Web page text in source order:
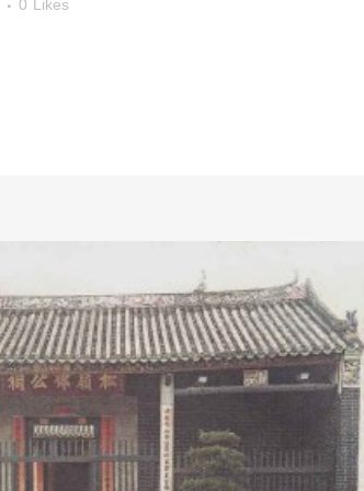
0 Likes